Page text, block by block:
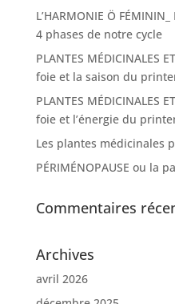
L’HARMONIE Ö
4 phases de notre cycle
PLANTES MÉDICINALES
foie et la saison du
PLANTES MÉDICINALES
foie et l’énergie du
Les plantes médicinales
PÉRIMÉNOPAUSE ou la
Commentaires
Archives
avril 2026